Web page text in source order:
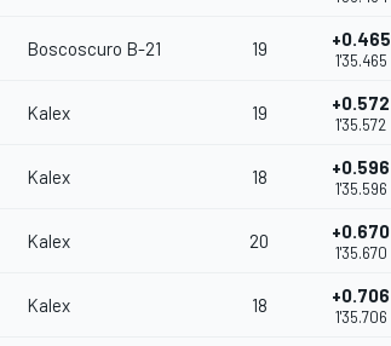
Boscoscuro B-21 19 +0.465
1'35.465
Kalex 19 +0.572
1'35.572
Kalex 18 +0.596
1'35.596
Kalex 20 +0.670
1'35.670
Kalex 18 +0.706
1'35.706